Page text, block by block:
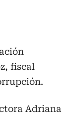
fiscal
Adriana